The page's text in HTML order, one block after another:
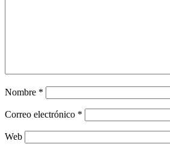
Nombre *
Correo electrónico *
Web